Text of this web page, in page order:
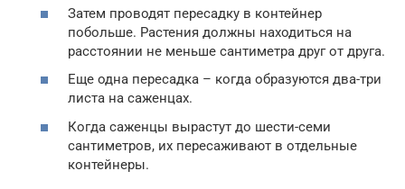
Затем проводят пересадку в контейнер
побольше. Растения должны находиться на
расстоянии не меньше сантиметра друг от друга.
Еще одна пересадка – когда образуются два-три
листа на саженцах.
Когда саженцы вырастут до шести-семи
сантиметров, их пересаживают в отдельные
контейнеры.